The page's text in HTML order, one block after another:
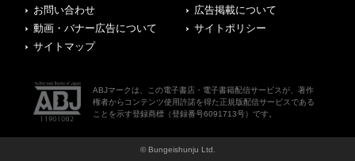
お問い合わせ
広告掲載について
動画・バナー広告について
サイトポリシー
サイトマップ
ABJマークは、この電子書店・電子書籍配信サービスが、著作
権者からコンテンツ使用許諾を得た正規版配信サービスである
ことを示す登録商標（登録番号6091713号）です。
© Bungeishunju Ltd.